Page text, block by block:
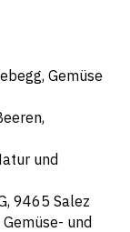
Gemüse
und
9465 Salez
und